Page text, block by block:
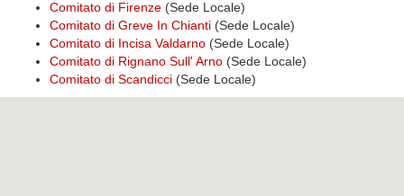
Comitato di Firenze (Sede Locale)
Comitato di Greve In Chianti (Sede Locale)
Comitato di Incisa Valdarno (Sede Locale)
Comitato di Rignano Sull' Arno (Sede Locale)
Comitato di Scandicci (Sede Locale)